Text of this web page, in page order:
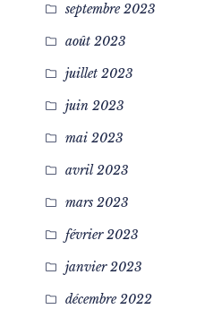
septembre 2023
août 2023
juillet 2023
juin 2023
mai 2023
avril 2023
mars 2023
février 2023
janvier 2023
décembre 2022